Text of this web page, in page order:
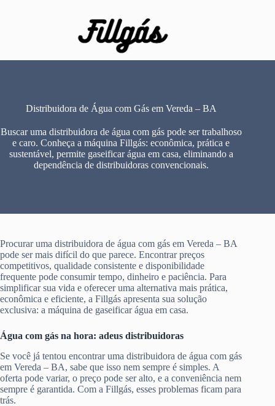
Distribuidora de Água com Gás em Vereda – BA
Buscar uma distribuidora de água com gás pode ser trabalhoso
e caro. Conheça a máquina Fillgás: econômica, prática e
sustentável, permite gaseificar água em casa, eliminando a
dependência de distribuidoras convencionais.
Procurar uma distribuidora de água com gás em Vereda – BA
pode ser mais difícil do que parece. Encontrar preços
competitivos, qualidade consistente e disponibilidade
frequente pode consumir tempo, dinheiro e paciência. Para
simplificar sua vida e oferecer uma alternativa mais prática,
econômica e eficiente, a Fillgás apresenta sua solução
exclusiva: a máquina de gaseificar água em casa.
Água com gás na hora: adeus distribuidoras
Se você já tentou encontrar uma distribuidora de água com gás
em Vereda – BA, sabe que isso nem sempre é simples. A
oferta pode variar, o preço pode ser alto, e a conveniência nem
sempre é garantida. Com a Fillgás, esses problemas ficam para
trás.